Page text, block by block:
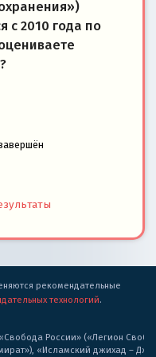
с 2010 года по
рекомендательные
технологий.
России» («Легион
«Исламский джихад –